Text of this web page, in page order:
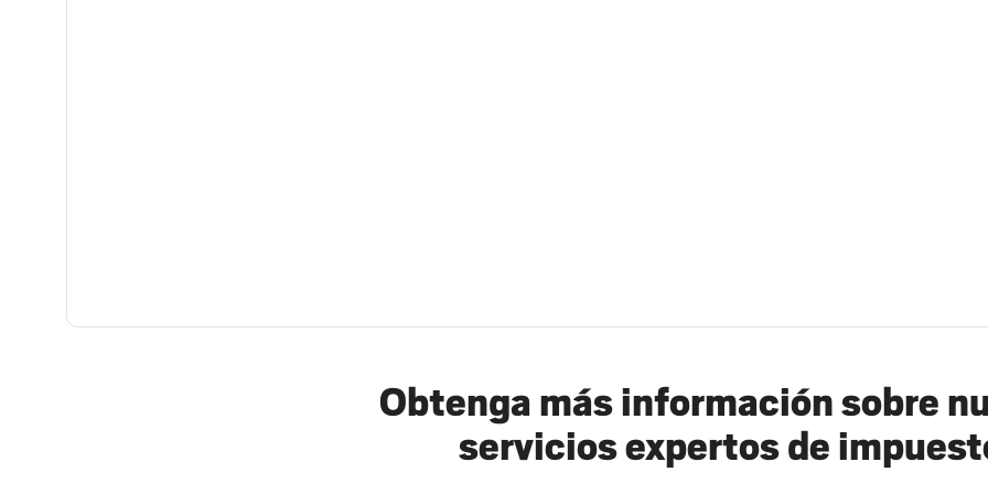
Obtenga más información sobre
servicios expertos de